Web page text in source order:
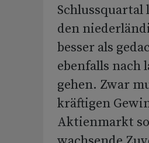
den
besser als
ebenfalls nach
gehen. Zwar
kräftigen
Aktienmarkt